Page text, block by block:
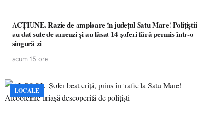
ACȚIUNE. Razie de amploare în județul Satu Mare! Polițiștii
au dat sute de amenzi și au lăsat 14 șoferi fără permis într-o
singură zi
acum 15 ore
LOCALE